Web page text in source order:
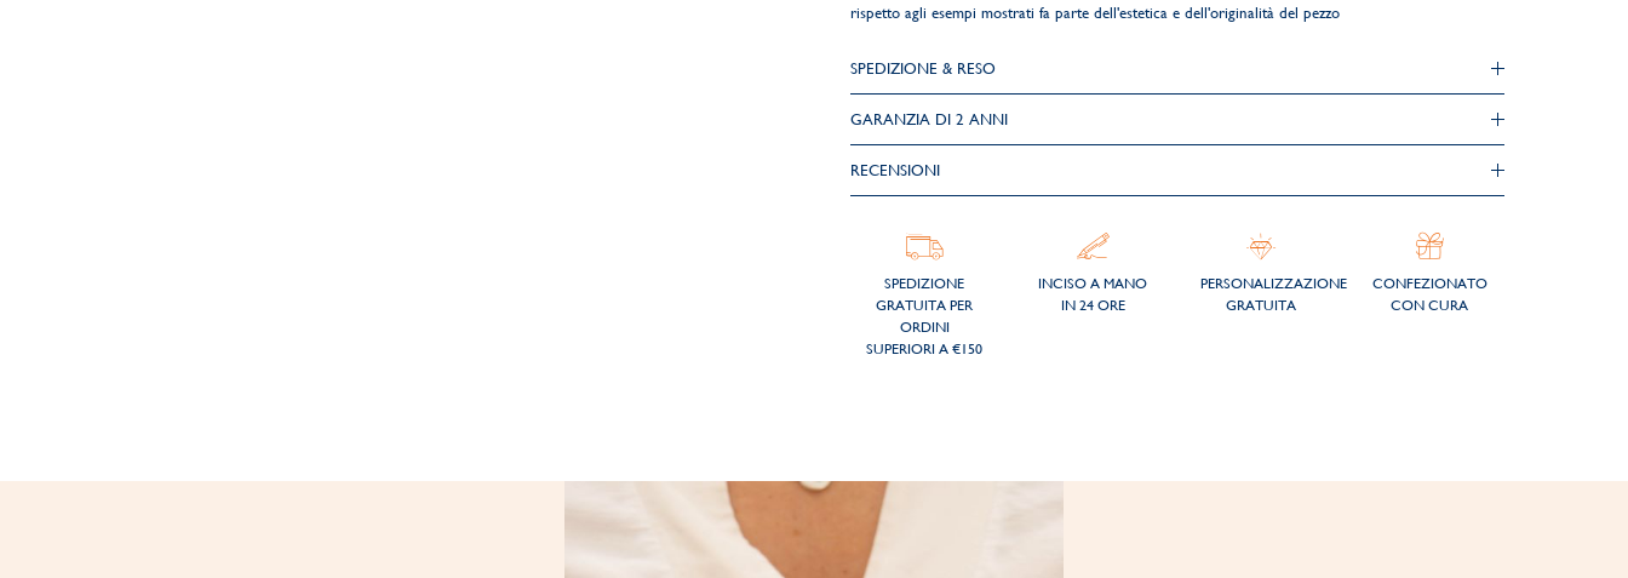
rispetto agli esempi mostrati fa parte dell'estetica e dell'originalità del pezzo
SPEDIZIONE & RESO
GARANZIA DI 2 ANNI
RECENSIONI
SPEDIZIONE
GRATUITA PER
ORDINI
SUPERIORI A €150
INCISO A MANO
IN 24 ORE
PERSONALIZZAZIONE
GRATUITA
CONFEZIONATO
CON CURA